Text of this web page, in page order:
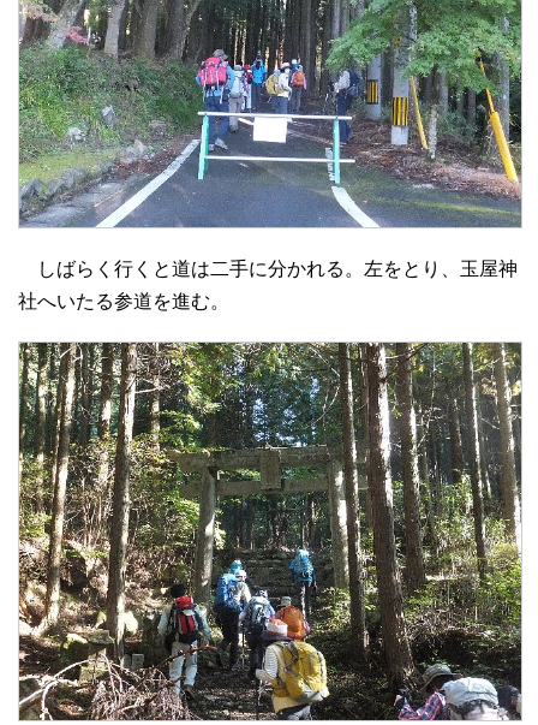
しばらく行くと道は二手に分かれる。左をとり、玉屋神
社へいたる参道を進む。